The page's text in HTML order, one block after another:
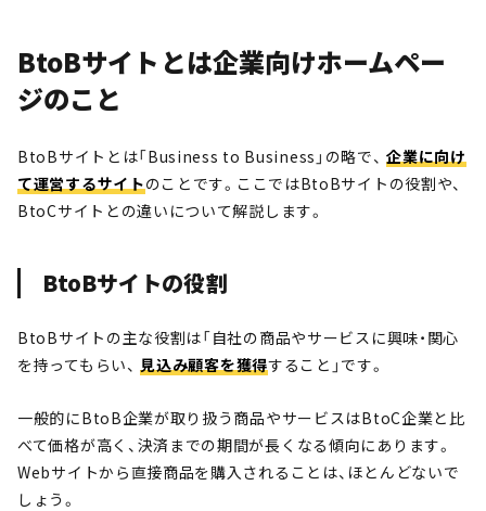
BtoBサイトとは企業向けホームペー
ジのこと
BtoBサイトとは「Business to Business」の略で、企業に向け
て運営するサイトのことです。ここではBtoBサイトの役割や、
BtoCサイトとの違いについて解説します。
BtoBサイトの役割
BtoBサイトの主な役割は「自社の商品やサービスに興味・関心
を持ってもらい、見込み顧客を獲得すること」です。
一般的にBtoB企業が取り扱う商品やサービスはBtoC企業と比
べて価格が高く、決済までの期間が長くなる傾向にあります。
Webサイトから直接商品を購入されることは、ほとんどないで
しょう。